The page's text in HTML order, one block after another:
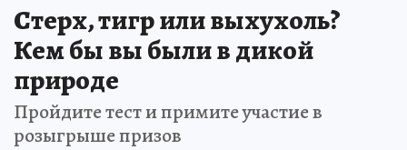
Стерх, тигр или выхухоль?
Кем бы вы были в дикой
природе
Пройдите тест и примите участие в
розыгрыше призов